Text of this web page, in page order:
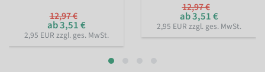
12,97 €
ab 3,51 €
2,95 EUR zzgl. ges. MwSt.
12,97 €
ab 3,51 €
2,95 EUR zzgl. ges. MwSt.